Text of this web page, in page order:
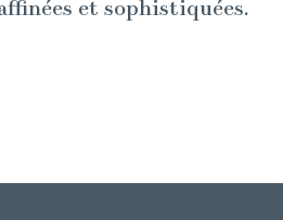
et sophistiquées.